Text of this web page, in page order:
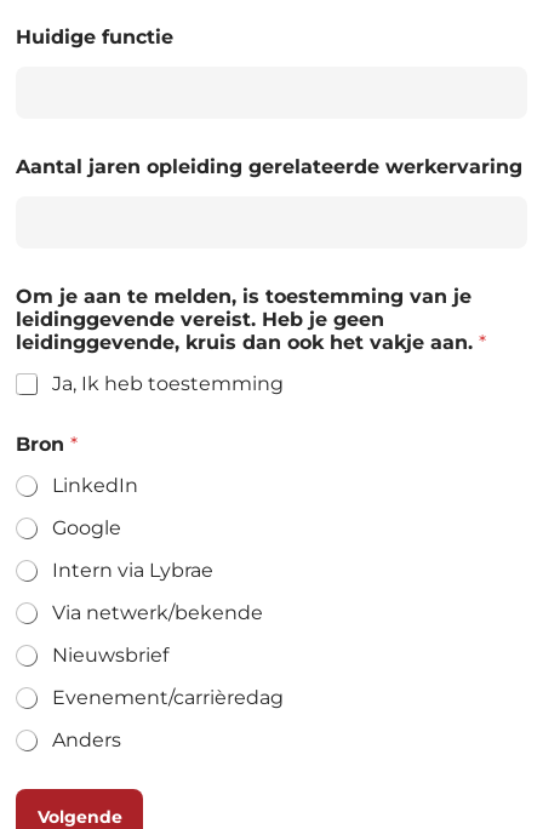
Huidige functie
Aantal jaren opleiding gerelateerde werkervaring
Om je aan te melden, is toestemming van je
leidinggevende vereist. Heb je geen
leidinggevende, kruis dan ook het vakje aan. *
Ja, Ik heb toestemming
Bron *
LinkedIn
Google
Intern via Lybrae
Via netwerk/bekende
Nieuwsbrief
Evenement/carrièredag
Anders
Volgende